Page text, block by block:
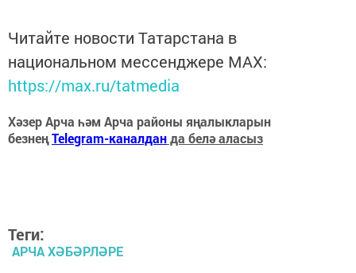
Читайте новости Татарстана в
национальном мессенджере MАХ:
https://max.ru/tatmedia
Хәзер Арча һәм Арча районы яңалыкларын
безнеңTelegram-каналданда белә аласыз
Теги:
АРЧА ХӘБӘРЛӘРЕ